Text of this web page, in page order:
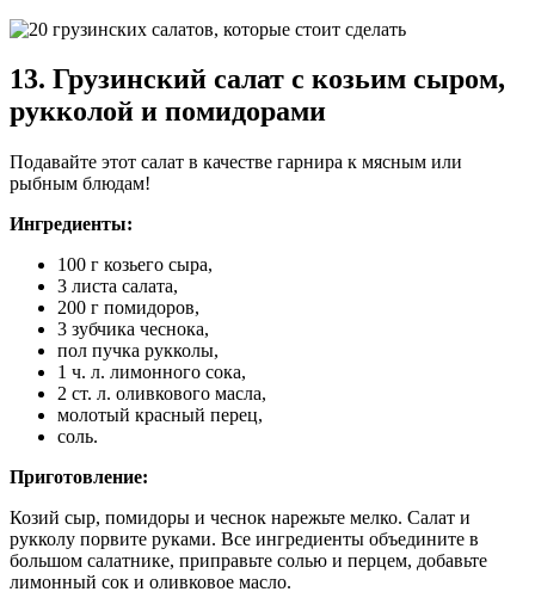
13. Грузинский салат с козьим сыром,
рукколой и помидорами
Подавайте этот салат в качестве гарнира к мясным или
рыбным блюдам!
Ингредиенты:
100 г козьего сыра,
3 листа салата,
200 г помидоров,
3 зубчика чеснока,
пол пучка рукколы,
1 ч. л. лимонного сока,
2 ст. л. оливкового масла,
молотый красный перец,
соль.
Приготовление:
Козий сыр, помидоры и чеснок нарежьте мелко. Салат и
рукколу порвите руками. Все ингредиенты объедините в
большом салатнике, приправьте солью и перцем, добавьте
лимонный сок и оливковое масло.